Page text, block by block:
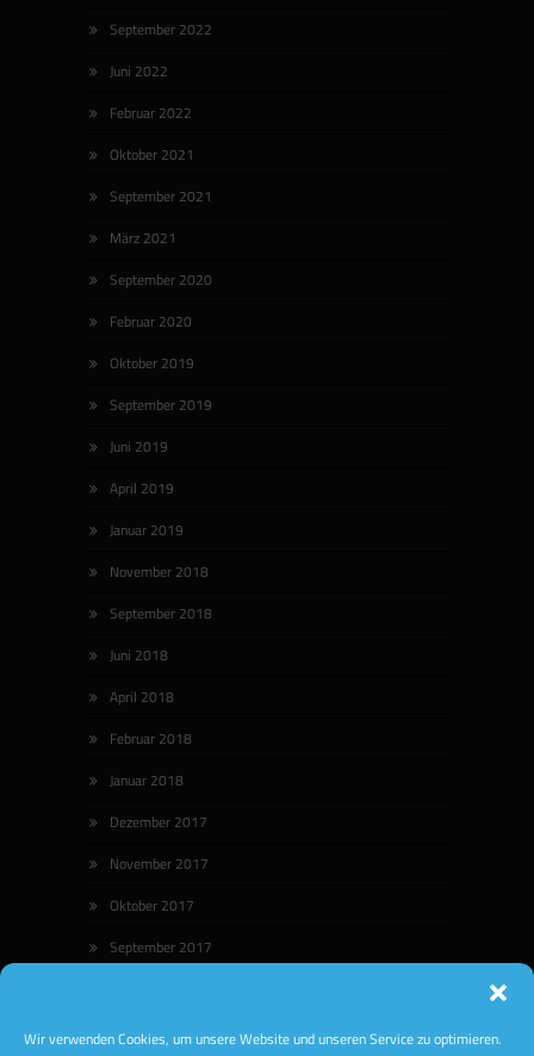
Wir verwenden Cookies, um unsere Website und unseren Service zu optimieren.
September 2022
Juni 2022
Februar 2022
Oktober 2021
September 2021
März 2021
September 2020
Februar 2020
Oktober 2019
September 2019
Juni 2019
April 2019
Januar 2019
November 2018
September 2018
Juni 2018
April 2018
Februar 2018
Januar 2018
Dezember 2017
November 2017
Oktober 2017
September 2017